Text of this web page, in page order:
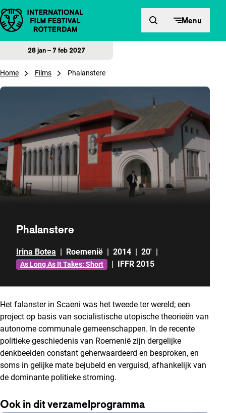
Direct naar inhoud Menu
28 jan – 7 feb 2027
Home Films Phalanstere
Phalanstere
Irina Botea | Roemenië | 2014 | 20' |
As Long As It Takes: Short | IFFR 2015
Het falanster in Scaeni was het tweede ter wereld; een
project op basis van socialistische utopische theorieën van
autonome communale gemeenschappen. In de recente
politieke geschiedenis van Roemenië zijn dergelijke
denkbeelden constant geherwaardeerd en besproken, en
soms in gelijke mate bejubeld en verguisd, afhankelijk van
de dominante politieke stroming.
Ook in dit verzamelprogramma